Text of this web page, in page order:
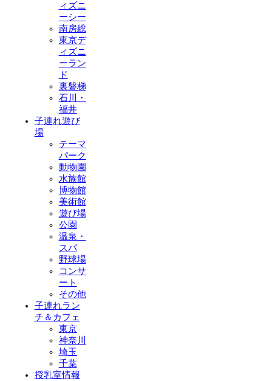
ィズニ
ーシー
南房総
東京デ
ィズニ
ーラン
ド
裏磐梯
石川・
福井
子連れ遊び
場
テーマ
パーク
動物園
水族館
博物館
美術館
遊び場
公園
温泉・
スパ
野球場
コンサ
ート
その他
子連れラン
チ＆カフェ
東京
神奈川
埼玉
千葉
授乳室情報